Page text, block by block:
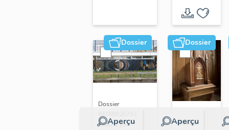
Dossier
Aperçu
Dossier
IM78002670 |
Réalisé par
Dossier
Aperçu
Dossier